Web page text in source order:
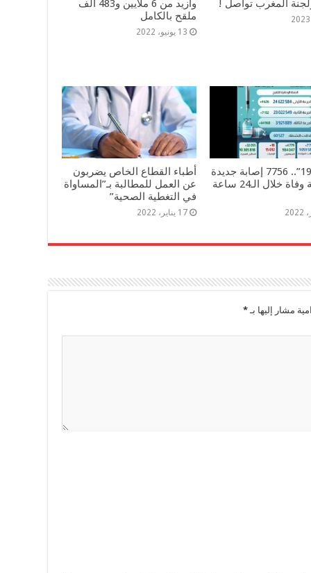
المغرب تواصل !
وأزيد من 6 ملايين و483 ألف
ملقح بالكامل
13 يونيو، 2022
“كوفيد-19”.. 7756 إصابة جديدة
و18 حالة وفاة خلال الـ24 ساعة
أطباء القطاع الخاص يضربون
عن العمل للمطالبة بـ”المساواة
في التغطية الصحية”
17 يناير، 2022
مشار إليها بـ *